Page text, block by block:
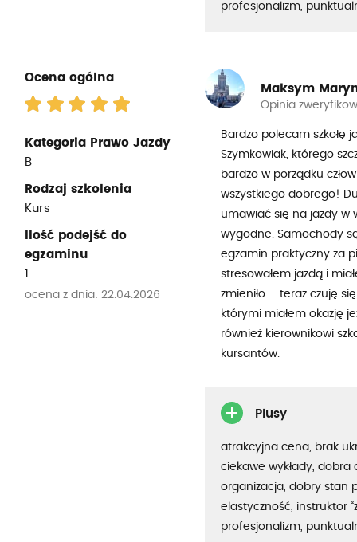
profesjonalizm,
Ocena ogólna
Kategoria Prawo Jazdy
B
Rodzaj szkolenia
Kurs
Ilość podejść do
egzaminu
1
ocena z dnia: 22.04.2026
Maksym
Opinia
Bardzo polecam szkołę
Szymkowiak, którego
bardzo w porządku
wszystkiego dobrego!
umawiać się na jazdy w
wygodne. Samochody
egzamin praktyczny za
stresowałem jazdą i
zmieniło – teraz czuję
którymi miałem okazję
również kierownikowi
kursantów.
Plusy
atrakcyjna cena, brak
ciekawe wykłady,
organizacja, dobry stan
elastyczność, instruktor
profesjonalizm,